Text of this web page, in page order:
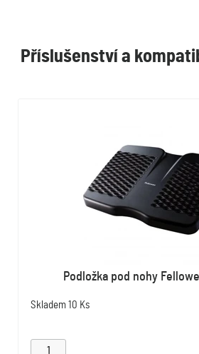
Příslušenství a
Podložka pod nohy
Skladem 10 Ks